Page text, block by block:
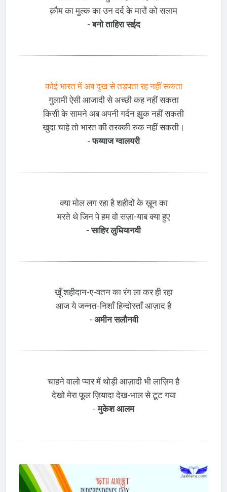
क़ौम का मुल्क का उन दर्द के मारों को सलाम
-बनो ताहिरा सईद
कोई भारत में अब दुख से तड़पता रह नहीं सकता
गुलामी ऐसी आजादी से अच्छी कह नहीं सकता
किसी के सामने अब अपनी गर्दन झुक नहीं सकती
खुदा चाहे तो भारत की तरक्की रुक नहीं सकती।
-फय्याज ग्वालयरी
क्या मोल लग रहा है शहीदों के ख़ून का
मरते थे जिन पे हम वो सज़ा-याब क्या हुए
-साहिर लुधियानवी
ख़ूँ शहीदान-ए-वतन का रंग ला कर ही रहा
आज ये जन्नत-निशाँ हिन्दोस्ताँ आज़ाद है
- अमीन सलौनवी
चाहने वालो प्यार में थोड़ी आज़ादी भी लाज़िम है
देखो मेरा फूल ज़ियादा देख-भाल से टूट गया
-मुकेश आलम